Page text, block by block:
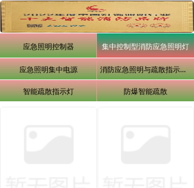
应急照明控制器 集中控制型消防应急照明灯
应急照明集中电源 消防应急照明与疏散指示系统
智能疏散指示灯 防爆智能疏散